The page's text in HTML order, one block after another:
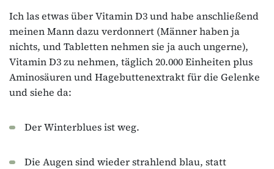
Ich las etwas über Vitamin D3 und habe anschließend
meinen Mann dazu verdonnert (Männer haben ja
nichts, und Tabletten nehmen sie ja auch ungerne),
Vitamin D3 zu nehmen, täglich 20.000 Einheiten plus
Aminosäuren und Hagebuttenextrakt für die Gelenke
und siehe da:
Der Winterblues ist weg.
Die Augen sind wieder strahlend blau, statt